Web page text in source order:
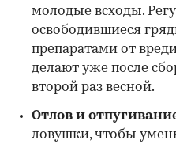
молодые всходы.
освободившиеся
препаратами от
делают уже после
второй раз весной.
Отлов и
ловушки, чтобы